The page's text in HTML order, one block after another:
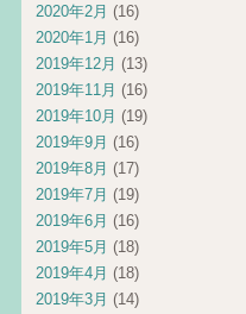
2020年2月 (16)
2020年1月 (16)
2019年12月 (13)
2019年11月 (16)
2019年10月 (19)
2019年9月 (16)
2019年8月 (17)
2019年7月 (19)
2019年6月 (16)
2019年5月 (18)
2019年4月 (18)
2019年3月 (14)